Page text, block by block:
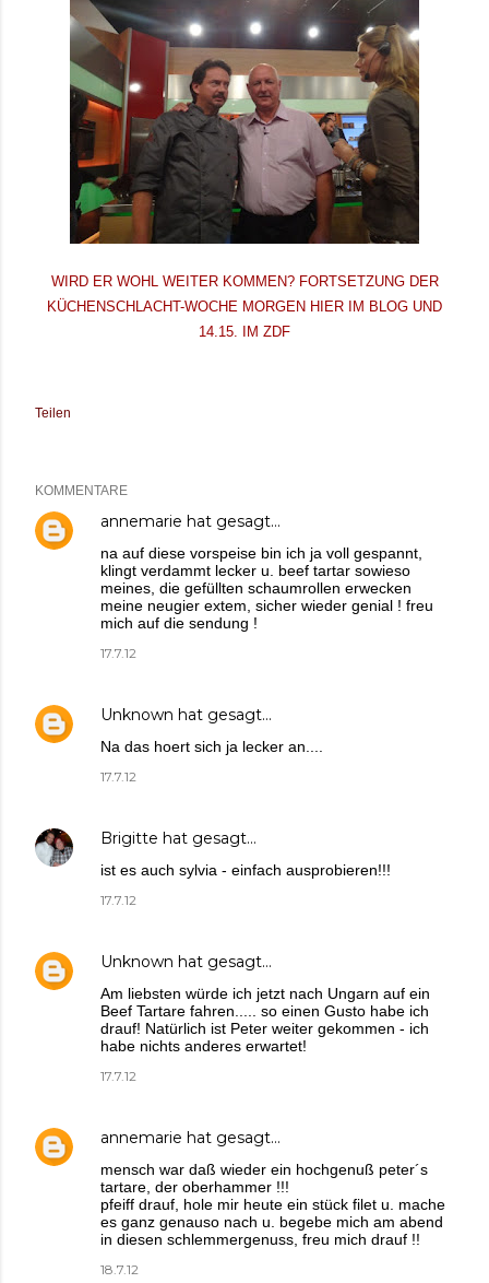
WIRD ER WOHL WEITER KOMMEN? FORTSETZUNG DER
KÜCHENSCHLACHT-WOCHE MORGEN HIER IM BLOG UND
14.15.
IM ZDF
Teilen
KOMMENTARE
annemarie hat gesagt…
na auf diese vorspeise bin ich ja voll gespannt,
klingt verdammt lecker u. beef tartar sowieso
meines, die gefüllten schaumrollen erwecken
meine neugier extem, sicher wieder genial ! freu
mich auf die sendung !
17.7.12
Unknown hat gesagt…
Na das hoert sich ja lecker an....
17.7.12
Brigitte hat gesagt…
ist es auch sylvia - einfach ausprobieren!!!
17.7.12
Unknown hat gesagt…
Am liebsten würde ich jetzt nach Ungarn auf ein
Beef Tartare fahren..... so einen Gusto habe ich
drauf! Natürlich ist Peter weiter gekommen - ich
habe nichts anderes erwartet!
17.7.12
annemarie hat gesagt…
mensch war daß wieder ein hochgenuß peter´s
tartare, der oberhammer !!!
pfeiff drauf, hole mir heute ein stück filet u. mache
es ganz genauso nach u. begebe mich am abend
in diesen schlemmergenuss, freu mich drauf !!
18.7.12